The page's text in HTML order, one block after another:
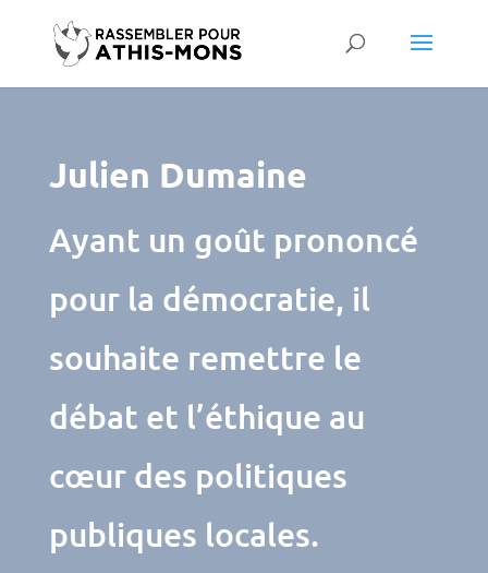
Julien Dumaine
Ayant un goût prononcé
pour la démocratie, il
souhaite remettre le
débat et l’éthique au
cœur des politiques
publiques locales.